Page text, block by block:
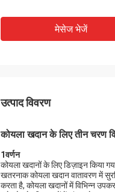
मेसेज भेजें
उत्पाद विवरण
कोयला खदान के लिए तीन चरण
1वर्णन
कोयला खदानों के लिए डिज़ाइन किया
खतरनाक कोयला खदान वातावरण में
करता है, कोयला खदानों में विभिन्न